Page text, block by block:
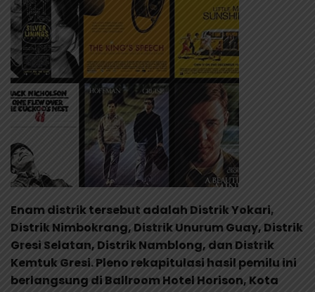
Enam distrik tersebut adalah Distrik Yokari,
Distrik Nimbokrang, Distrik Unurum Guay, Distrik
Gresi Selatan, Distrik Namblong, dan Distrik
Kemtuk Gresi. Pleno rekapitulasi hasil pemilu ini
berlangsung di Ballroom Hotel Horison, Kota